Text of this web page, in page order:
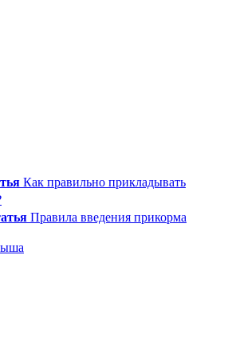
Как правильно прикладывать
Правила введения прикорма